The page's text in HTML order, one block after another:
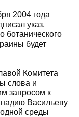
2004 года
указ,
ботанического
будет
Комитета
слова и
запросом к
Васильеву
среды